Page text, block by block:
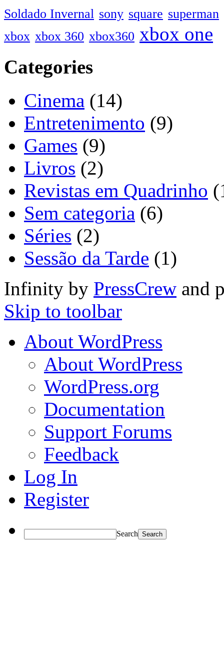
Soldado Invernal sony square superman
xbox xbox 360 xbox360 xbox one
Categories
Cinema (14)
Entretenimento (9)
Games (9)
Livros (2)
Revistas em Quadrinho
Sem categoria (6)
Séries (2)
Sessão da Tarde (1)
Infinity by PressCrew and
Skip to toolbar
About WordPress
About WordPress
WordPress.org
Documentation
Support Forums
Feedback
Log In
Register
Search